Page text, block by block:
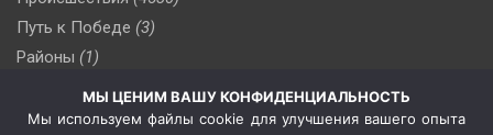
Путь к Победе (3)
Районы (1)
(510)
Сельское хозяйство (3)
МЫ ЦЕНИМ ВАШУ КОНФИДЕНЦИАЛЬНОСТЬ
Мы используем файлы cookie для улучшения вашего опыта